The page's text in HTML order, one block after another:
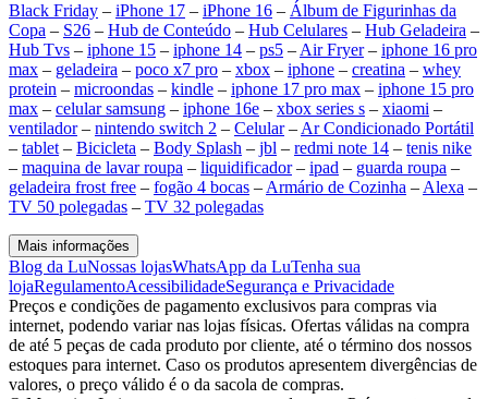
Black Friday – iPhone 17 – iPhone 16 – Álbum de Figurinhas da
Copa – S26 – Hub de Conteúdo – Hub Celulares – Hub Geladeira –
Hub Tvs – iphone 15 – iphone 14 – ps5 – Air Fryer– iphone 16 pro
max – geladeira – poco x7 pro – xbox – iphone – creatina – whey
protein – microondas – kindle – iphone 17 pro max – iphone 15 pro
max – celular samsung – iphone 16e – xbox series s – xiaomi –
ventilador– nintendo switch 2 – Celular– Ar Condicionado Portátil
– tablet – Bicicleta – Body Splash – jbl – redmi note 14 – tenis nike
– maquina de lavar roupa – liquidificador– ipad – guarda roupa –
geladeira frost free – fogão 4 bocas – Armário de Cozinha – Alexa –
TV 50 polegadas – TV 32 polegadas
Mais informações
Blog da LuNossas lojasWhatsApp da LuTenha sua
lojaRegulamentoAcessibilidadeSegurança e Privacidade
Preços e condições de pagamento exclusivos para compras via
internet, podendo variar nas lojas físicas. Ofertas válidas na compra
de até 5 peças de cada produto por cliente, até o término dos nossos
estoques para internet. Caso os produtos apresentem divergências de
valores, o preço válido é o da sacola de compras.